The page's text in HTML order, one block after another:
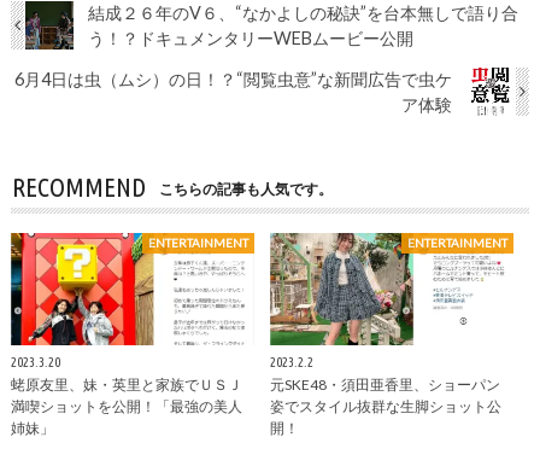
結成２６年のV６、“なかよしの秘訣”を台本無しで語り合
う！？ドキュメンタリーWEBムービー公開
6月4日は虫（ムシ）の日！？“閲覧虫意”な新聞広告で虫ケ
ア体験
RECOMMEND こちらの記事も人気です。
ENTERTAINMENT
2023.3.20
蛯原友里、妹・英里と家族でＵＳＪ
満喫ショットを公開！「最強の美人
姉妹」
ENTERTAINMENT
2023.2.2
元SKE48・須田亜香里、ショーパン
姿でスタイル抜群な生脚ショット公
開！